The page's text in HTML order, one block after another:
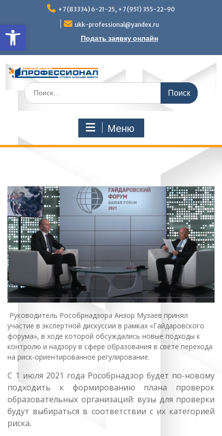
Открыть панель
содержимому
+7 (83334) 6-21-25, +7 (951) 355-22-90
ukk-professional@yandex.ru
Подать заявку онлайн
Поиск
по:
Меню
Руководитель Рособрнадзора Анзор Музаев принял
участие в экспертной дискуссии в рамках «Гайдаровского
форума», в ходе которой обсуждались новые подходы к
контролю и надзору в сфере образования в свете перехода
на риск-ориентированное регулирование.
С 1 июля 2021 года Рособрнадзор будет по-новому
подходить к формированию плана проверок
образовательных организаций: вузы для проверки
будут выбираться в соответствии с их категорией
риска.